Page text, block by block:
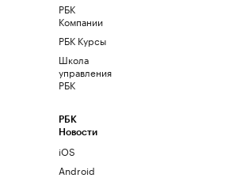
РБК
Компании
РБК Курсы
Школа
управления
РБК
РБК
Новости
iOS
Android